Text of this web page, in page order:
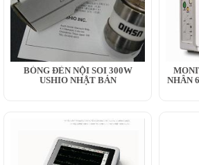
BÓNG ĐÈN NỘI SOI 300W
USHIO NHẬT BẢN
NHÂN